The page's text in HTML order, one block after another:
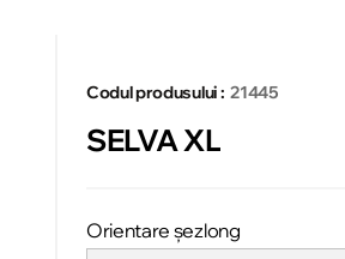
Codul produsului : 21445
SELVA XL
Orientare șezlong